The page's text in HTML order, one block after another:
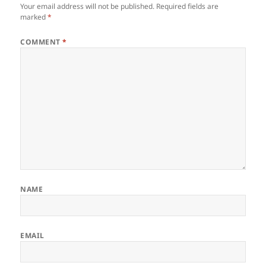
Your email address will not be published. Required fields are
marked*
COMMENT*
NAME
EMAIL